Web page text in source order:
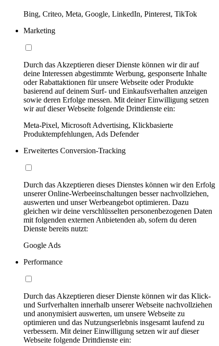
Bing, Criteo, Meta, Google, LinkedIn, Pinterest, TikTok
Marketing
Durch das Akzeptieren dieser Dienste können wir dir auf
deine Interessen abgestimmte Werbung, gesponserte Inhalte
oder Rabattaktionen für unsere Webseite oder Produkte
basierend auf deinem Surf- und Einkaufsverhalten anzeigen
sowie deren Erfolge messen. Mit deiner Einwilligung setzen
wir auf dieser Webseite folgende Drittdienste ein:
Meta-Pixel, Microsoft Advertising, Klickbasierte
Produktempfehlungen, Ads Defender
Erweitertes Conversion-Tracking
Durch das Akzeptieren dieses Dienstes können wir den Erfolg
unserer Online-Werbeeinschaltungen besser nachvollziehen,
auswerten und unser Werbeangebot optimieren. Dazu
gleichen wir deine verschlüsselten personenbezogenen Daten
mit folgenden externen Anbietenden ab, sofern du deren
Dienste bereits nutzt:
Google Ads
Performance
Durch das Akzeptieren dieser Dienste können wir das Klick-
und Surfverhalten innerhalb unserer Webseite nachvollziehen
und anonymisiert auswerten, um unsere Webseite zu
optimieren und das Nutzungserlebnis insgesamt laufend zu
verbessern. Mit deiner Einwilligung setzen wir auf dieser
Webseite folgende Drittdienste ein: